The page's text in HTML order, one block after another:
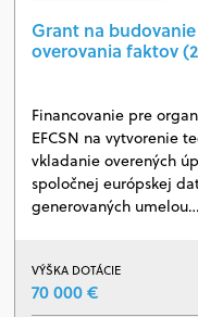
Grant na
overovania faktov
Financovanie pre
EFCSN na vytvorenie
vkladanie overených
spoločnej európskej
generovaných umelou…
VÝŠKA DOTÁCIE
70 000 €